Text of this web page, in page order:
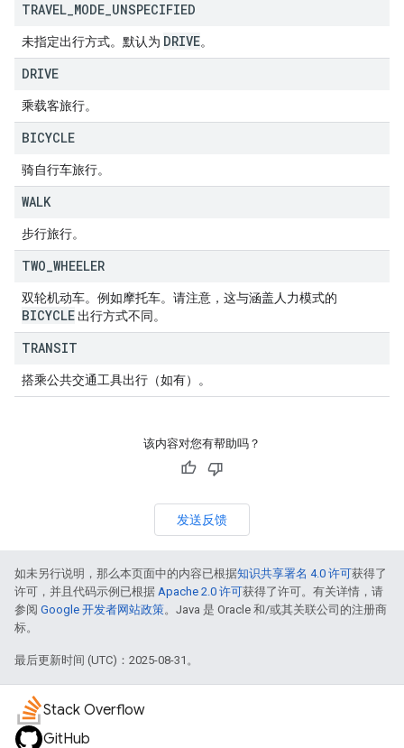
TRAVEL MODE UNSPECIFIED
未指定出行方式。默认为 DRIVE。
DRIVE
乘载客旅行。
BICYCLE
骑自行车旅行。
WALK
步行旅行。
TWO WHEELER
双轮机动车。例如摩托车。请注意，这与涵盖人力模式的
BICYCLE 出行方式不同。
TRANSIT
搭乘公共交通工具出行（如有）。
该内容对您有帮助吗？
发送反馈
如未另行说明，那么本页面中的内容已根据知识共享署名 4.0 许可获得了
许可，并且代码示例已根据 Apache 2.0 许可获得了许可。有关详情，请
参阅 Google 开发者网站政策。Java 是 Oracle 和/或其关联公司的注册商
标。
最后更新时间 (UTC)：2025-08-31。
Stack Overflow
GitHub